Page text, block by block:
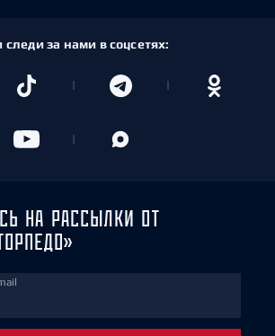
за нами в соцсетях:
НА РАССЫЛКИ ОТ